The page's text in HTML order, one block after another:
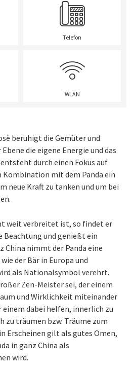
Telefon
WLAN
beruhigt die Gemüter und
die eigene Energie und das
durch einen Fokus auf
Kombination mit dem Panda ein
neue Kraft zu tanken und um bei
weit verbreitet ist, so findet er
Beachtung und genießt ein
China nimmt der Panda eine
der Bär in Europa und
als Nationalsymbol verehrt.
Zen-Meister sei, der einem
und Wirklichkeit miteinander
einem dabei helfen, innerlich zu
zu träumen bzw. Träume zum
Erscheinen gilt als gutes Omen,
in ganz China als
wird.